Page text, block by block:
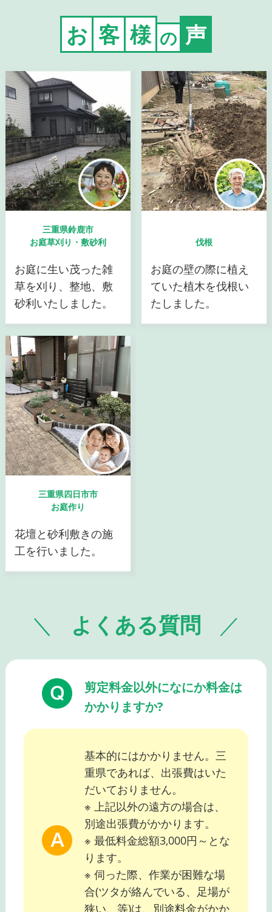
お 客 様 の 声
三重県鈴鹿市
お庭草刈り・敷砂利
お庭に生い茂った雑
草を刈り、整地、敷
砂利いたしました。
伐根
お庭の壁の際に植え
ていた植木を伐根い
たしました。
三重県四日市市
お庭作り
花壇と砂利敷きの施
工を行いました。
よくある質問
剪定料金以外になにか料金は
かかりますか?
基本的にはかかりません。三
重県であれば、出張費はいた
だいておりません。
※ 上記以外の遠方の場合は、
別途出張費がかかります。
※ 最低料金総額3,000円～とな
ります。
※ 伺った際、作業が困難な場
合(ツタが絡んでいる、足場が
狭い、等)は、別途料金がかか